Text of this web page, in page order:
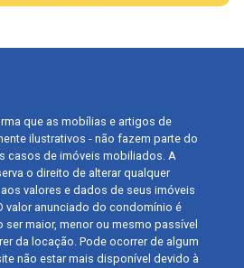
que as mobílias e artigos de
ilustrativos - não fazem parte do
casos de imóveis mobiliados. A
o direito de alterar qualquer
valores e dados de seus imóveis
valor anunciado do condomínio é
maior, menor ou mesmo passível
da locação. Pode ocorrer de algum
não estar mais disponível devido à